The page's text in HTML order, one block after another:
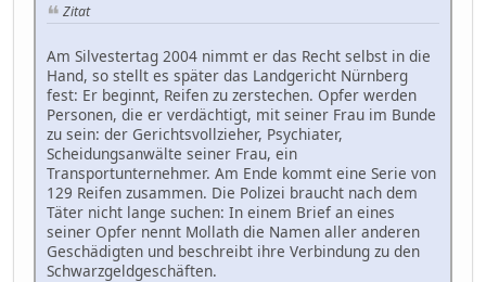
Zitat
Am Silvestertag 2004 nimmt er das Recht selbst in die
Hand, so stellt es später das Landgericht Nürnberg
fest: Er beginnt, Reifen zu zerstechen. Opfer werden
Personen, die er verdächtigt, mit seiner Frau im Bunde
zu sein: der Gerichtsvollzieher, Psychiater,
Scheidungsanwälte seiner Frau, ein
Transportunternehmer. Am Ende kommt eine Serie von
129 Reifen zusammen. Die Polizei braucht nach dem
Täter nicht lange suchen: In einem Brief an eines
seiner Opfer nennt Mollath die Namen aller anderen
Geschädigten und beschreibt ihre Verbindung zu den
Schwarzgeldgeschäften.